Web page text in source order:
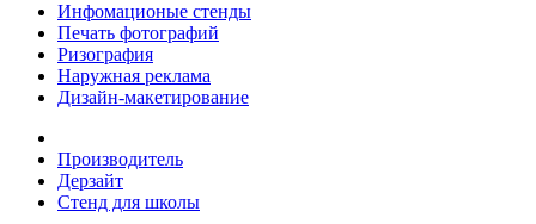
Инфомационые стенды
Печать фотографий
Ризография
Наружная реклама
Дизайн-макетирование
Производитель
Дерзайт
Стенд для школы